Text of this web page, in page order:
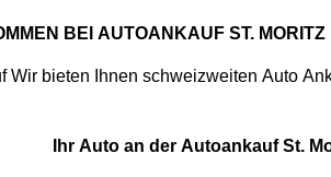
BEI AUTOANKAUF ST. MORITZ
Ihr Auto an der Autoankauf St.